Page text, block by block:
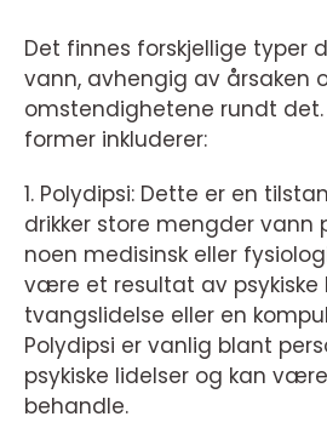
Det finnes forskjellige typer
vann, avhengig av årsaken
omstendighetene rundt
former inkluderer:
1. Polydipsi: Dette er en
drikker store mengder vann
noen medisinsk eller
være et resultat av psykiske
tvangslidelse eller en
Polydipsi er vanlig blant
psykiske lidelser og kan
behandle.